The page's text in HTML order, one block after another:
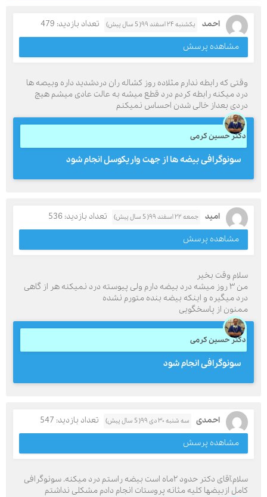
احمد یکشنبه ۲۴ اسفند ۹۹( 5 سال پیش)
تعداد بازدید: 479
مشاهده پرسش
وقتی که رابطه ندارم مثلاده روز کشاله ران دردشدید داره وبیصه ها
درد میکنه رابطه کردم درد قطع میشه به عالت عادی میشم هیچ
دردی بعداز خالی شدن احساس نمیکنم
دکتر حسین کرمی
سونوگرافی بیضه ها از جهت واریکوسل انجام شود
امید جمعه ۲۲ اسفند ۹۹( 5 سال پیش)
تعداد بازدید: 536
مشاهده پرسش
سلام وقت بخیر
من ۳ روز میشه درد بیضه دارم ولی پیوسته درد نمیکنه هر از گاهی
درد میگیره و اینکه بیضه بنده متورم نشده
ممنون از پاسخگویی
دکتر حسین کرمی
سونوگرافی انجام شود
احمدی سه شنبه ۳۰ دی ۹۹( 5 سال پیش)
تعداد بازدید: 547
مشاهده پرسش
سلام.آقای دکتر حدود ۲ماه است بیضه راستم درد میکنه. سونوگرافی
کامل ازبیضها کلیه مثانه پروستات انجام دادم مشکلی نداشتم